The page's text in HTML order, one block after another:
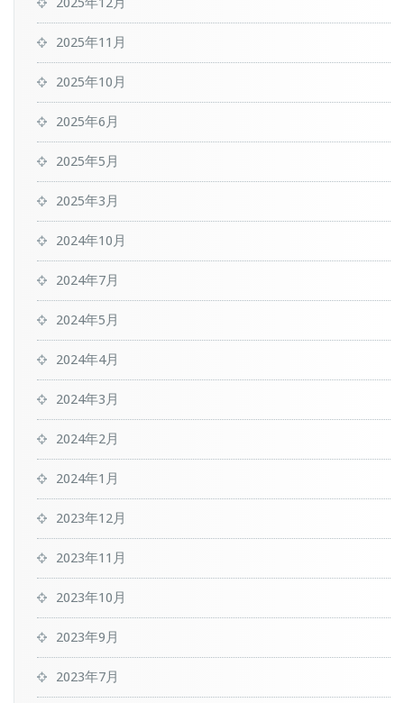
2025年11月
2025年10月
2025年6月
2025年5月
2025年3月
2024年10月
2024年7月
2024年5月
2024年4月
2024年3月
2024年2月
2024年1月
2023年12月
2023年11月
2023年10月
2023年9月
2023年7月